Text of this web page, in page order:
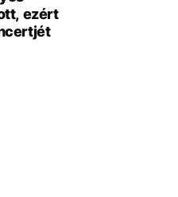
ezért